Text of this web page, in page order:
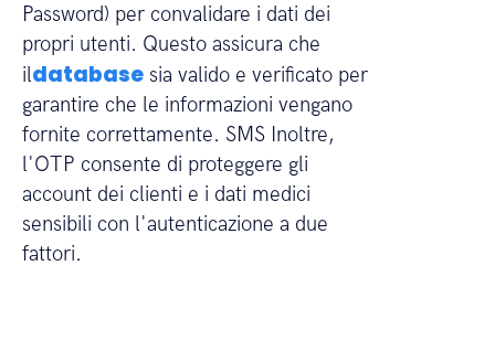
Password) per convalidare i dati dei
propri utenti. Questo assicura che
ildatabase sia valido e verificato per
garantire che le informazioni vengano
fornite correttamente. SMS Inoltre,
l'OTP consente di proteggere gli
account dei clienti e i dati medici
sensibili con l'autenticazione a due
fattori.